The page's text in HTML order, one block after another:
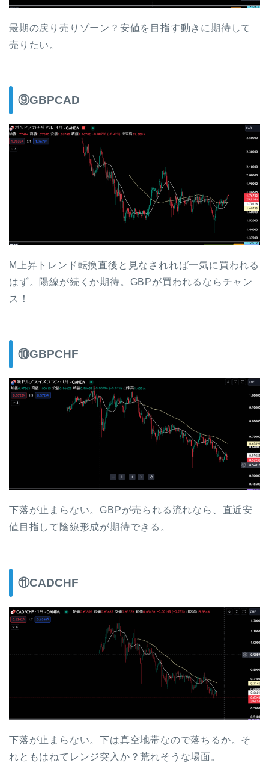
最期の戻り売りゾーン？安値を目指す動きに期待して
売りたい。
⑨GBPCAD
M上昇トレンド転換直後と見なされれば一気に買われる
はず。陽線が続くか期待。GBPが買われるならチャン
ス！
⑩GBPCHF
下落が止まらない。GBPが売られる流れなら、直近安
値目指して陰線形成が期待できる。
⑪CADCHF
下落が止まらない。下は真空地帯なので落ちるか。そ
れともはねてレンジ突入か？荒れそうな場面。